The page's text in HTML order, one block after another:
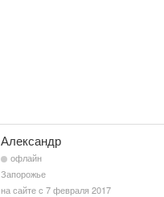
Александр
офлайн
Запорожье
на сайте с 7 февраля 2017